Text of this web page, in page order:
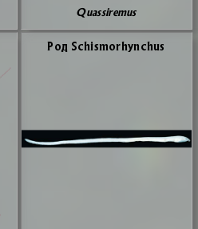
Quassiremus
Род Schismorhynchus